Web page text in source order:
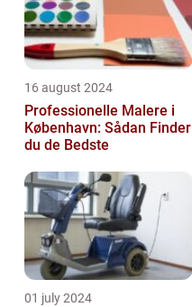
16 august 2024
Professionelle Malere i
København: Sådan Finder
du de Bedste
01 july 2024